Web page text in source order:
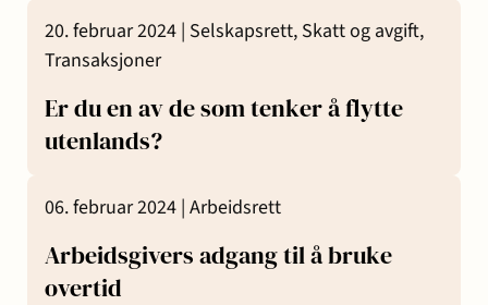
20. februar 2024 | Selskapsrett, Skatt og avgift,
Transaksjoner
Er du en av de som tenker å flytte
utenlands?
06. februar 2024 | Arbeidsrett
Arbeidsgivers adgang til å bruke
overtid